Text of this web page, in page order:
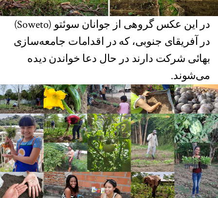
در این عکس گروهی از جوانان سوئتو (Soweto)
در آفریقای جنوبی، که در اقدامات جامعه‌سازی
بهائی شرکت دارند در حال دعا خواندن دیده
می‌شوند.